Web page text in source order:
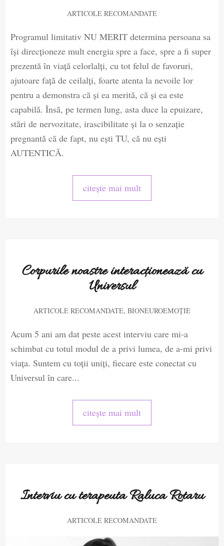
ARTICOLE RECOMANDATE
Programul limitativ NU MERIT determina persoana sa
își direcționeze mult energia spre a face, spre a fi super
prezentă în viață celorlalți, cu tot felul de favoruri,
ajutoare față de ceilalți, foarte atenta la nevoile lor
pentru a demonstra că și ea merită, că și ea este
capabilă. Însă, pe termen lung, asta duce la epuizare,
stări de nervozitate, irascibilitate și la o senzație
pregnantă că de fapt, nu ești TU, că nu ești
AUTENTICĂ.
citește mai mult
Corpurile noastre interacționează cu
Universul
ARTICOLE RECOMANDATE, BIONEUROEMOȚIE
Acum 5 ani am dat peste acest interviu care mi-a
schimbat cu totul modul de a privi lumea, de a-mi privi
viața. Suntem cu toții uniți, fiecare este conectat cu
Universul în care...
citește mai mult
Interviu cu terapeuta Raluca Rotaru
ARTICOLE RECOMANDATE